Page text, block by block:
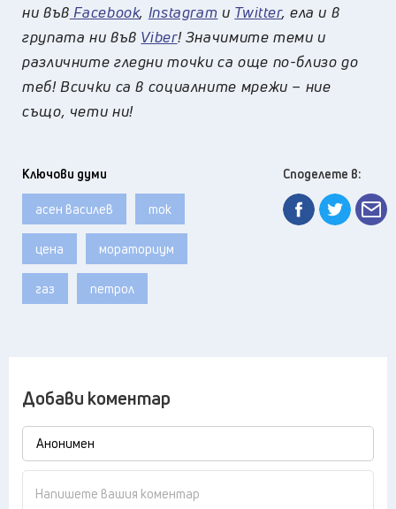
ни във Facebook, Instagram и Twitter, ела и в
групата ни във Viber! Значимите теми и
различните гледни точки са още по-близо до
теб! Всички са в социалните мрежи – ние
също, чети ни!
Ключови думи
асен василев ток
цена мораториум
газ петрол
Споделете в:
Добави коментар